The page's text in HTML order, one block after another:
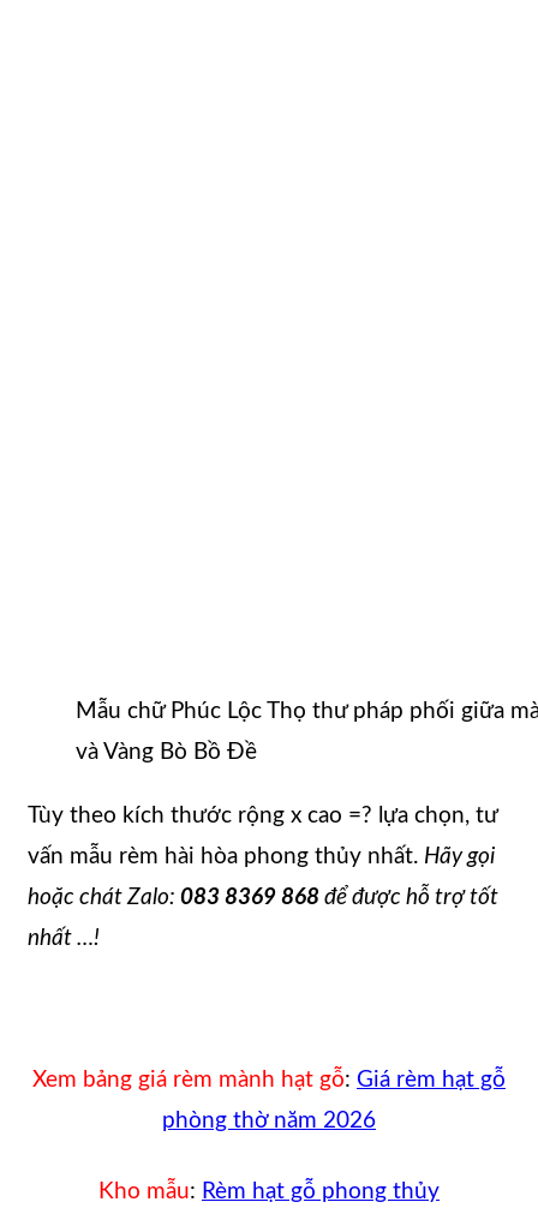
Mẫu chữ Phúc Lộc Thọ thư pháp phối giữa
và Vàng Bò Bồ Đề
Tùy theo kích thước rộng x cao =? lựa chọn, tư
vấn mẫu rèm hài hòa phong thủy nhất. Hãy gọi
hoặc chát Zalo: 083 8369 868 để được hỗ trợ tốt
nhất …!
Xem bảng giá rèm mành hạt gỗ: Giá rèm hạt gỗ
phòng thờ năm 2026
Kho mẫu: Rèm hạt gỗ phong thủy